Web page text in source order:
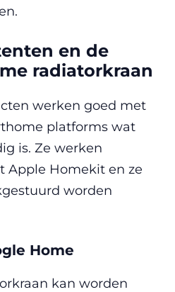
en de
radiatorkraan
werken goed met
platforms wat
is. Ze werken
Apple Homekit en ze
worden
Home
kan worden